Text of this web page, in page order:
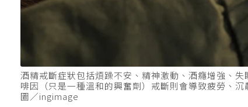
酒精戒斷症狀包括煩躁不安、精神激動、酒癮增強、
啡因（只是一種溫和的興奮劑）戒斷則會導致疲勞、沉
圖／ingimage